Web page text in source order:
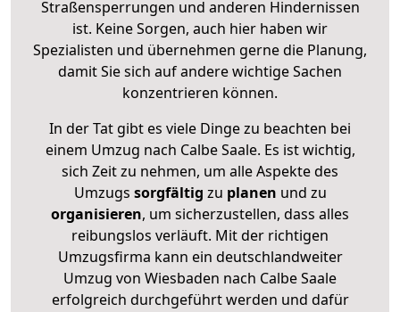
Straßensperrungen und anderen Hindernissen
ist. Keine Sorgen, auch hier haben wir
Spezialisten und übernehmen gerne die Planung,
damit Sie sich auf andere wichtige Sachen
konzentrieren können.
In der Tat gibt es viele Dinge zu beachten bei
einem Umzug nach Calbe Saale. Es ist wichtig,
sich Zeit zu nehmen, um alle Aspekte des
Umzugs sorgfältig zu planen und zu
organisieren, um sicherzustellen, dass alles
reibungslos verläuft. Mit der richtigen
Umzugsfirma kann ein deutschlandweiter
Umzug von Wiesbaden nach Calbe Saale
erfolgreich durchgeführt werden und dafür